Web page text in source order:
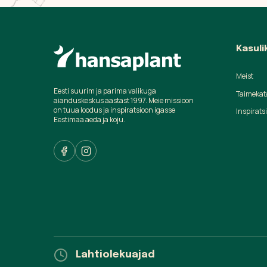
Eesti suurim ja parima valikuga
aianduskeskus aastast 1997. Meie missioon
on tuua loodus ja inspiratsioon igasse
Eestimaa aeda ja koju.
Meist
Lahtiolekuajad